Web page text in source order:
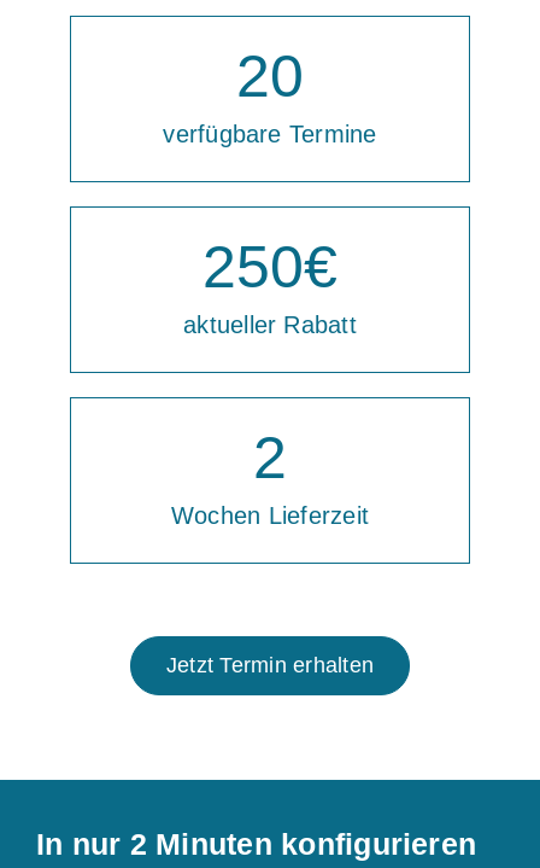
20
verfügbare Termine
250€
aktueller Rabatt
2
Wochen Lieferzeit
Jetzt Termin erhalten
In nur 2 Minuten konfigurieren